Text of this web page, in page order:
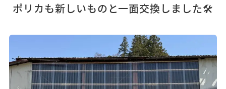
ポリカも新しいものと一面交換しました🛠️